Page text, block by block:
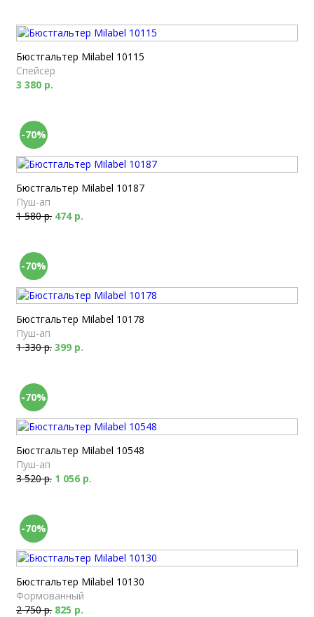
Бюстгальтер Milabel 10115
Спейсер
3 380 р.
-70%
Бюстгальтер Milabel 10187
Пуш-ап
1 580 р. 474 р.
-70%
Бюстгальтер Milabel 10178
Пуш-ап
1 330 р. 399 р.
-70%
Бюстгальтер Milabel 10548
Пуш-ап
3 520 р. 1 056 р.
-70%
Бюстгальтер Milabel 10130
Формованный
2 750 р. 825 р.